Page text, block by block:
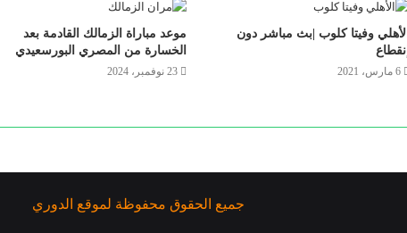
الأهلي وفيتا كلوب |بث مباشر دون
إنقطاع
6 مارس، 2021
موعد مباراة الزمالك القادمة بعد
الخسارة من المصري البورسعيدي
23 نوفمبر، 2024
جميع الحقوق محفوظة لموقع الدوري